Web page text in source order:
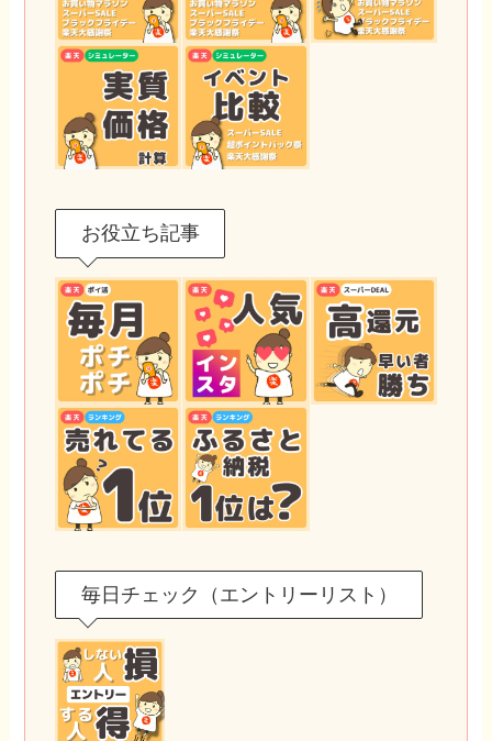
お役立ち記事
毎日チェック（エントリーリスト）